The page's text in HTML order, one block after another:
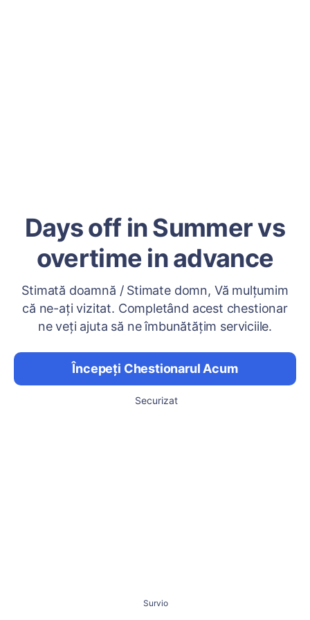
Days off in Summer vs
overtime in advance
Stimată doamnă / Stimate domn, Vă mulțumim
că ne-ați vizitat. Completând acest chestionar
ne veți ajuta să ne îmbunătățim serviciile.
Începeți Chestionarul Acum
Securizat
Survio